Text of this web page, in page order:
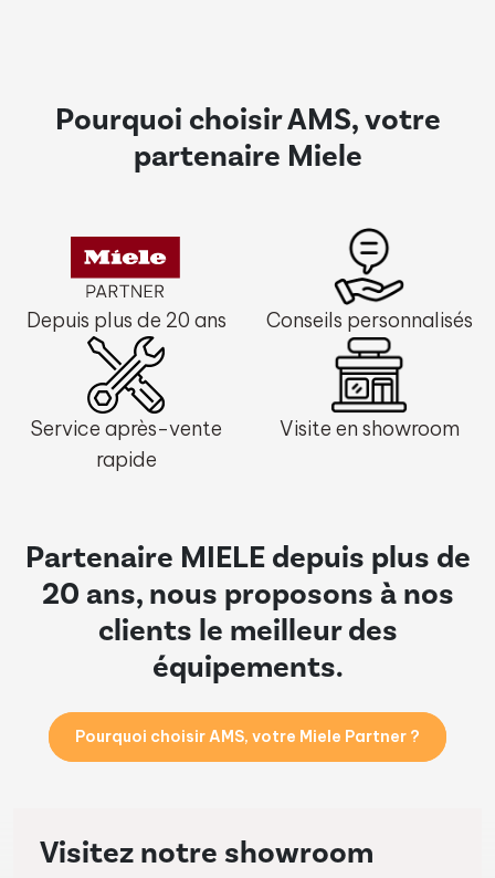
Pourquoi choisir AMS, votre
partenaire Miele
Depuis plus de 20 ans Conseils personnalisés
Service après-vente
rapide
Visite en showroom
Partenaire MIELE depuis plus de
20 ans, nous proposons à nos
clients le meilleur des
équipements.
Pourquoi choisir AMS, votre Miele Partner ?
Visitez notre showroom